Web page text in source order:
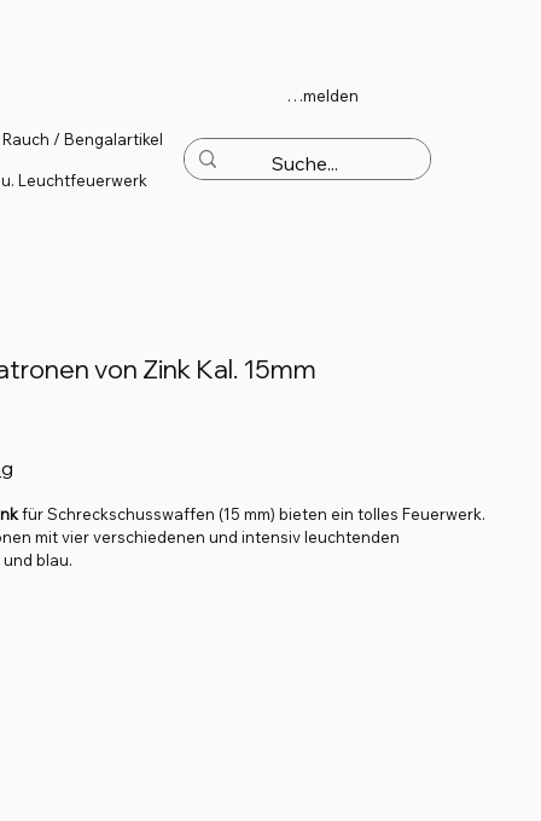
Rauch / Bengalartikel
u. Leuchtfeuerwerk
Anmelden
von Zink Kal. 15mm
für Schreckschusswaffen (15 mm) bieten ein tolles Feuerwerk.
mit vier verschiedenen und intensiv leuchtenden
blau.